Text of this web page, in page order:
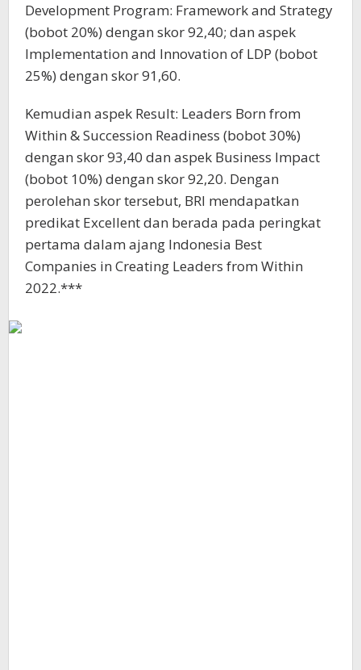
Development Program: Framework and Strategy
(bobot 20%) dengan skor 92,40; dan aspek
Implementation and Innovation of LDP (bobot
25%) dengan skor 91,60.
Kemudian aspek Result: Leaders Born from
Within & Succession Readiness (bobot 30%)
dengan skor 93,40 dan aspek Business Impact
(bobot 10%) dengan skor 92,20. Dengan
perolehan skor tersebut, BRI mendapatkan
predikat Excellent dan berada pada peringkat
pertama dalam ajang Indonesia Best
Companies in Creating Leaders from Within
2022.***